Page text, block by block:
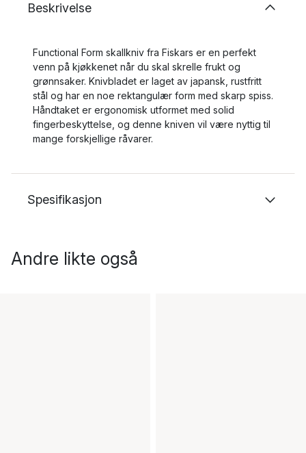
Beskrivelse
Functional Form skallkniv fra Fiskars er en perfekt
venn på kjøkkenet når du skal skrelle frukt og
grønnsaker. Knivbladet er laget av japansk, rustfritt
stål og har en noe rektangulær form med skarp spiss.
Håndtaket er ergonomisk utformet med solid
fingerbeskyttelse, og denne kniven vil være nyttig til
mange forskjellige råvarer.
Spesifikasjon
Andre likte også